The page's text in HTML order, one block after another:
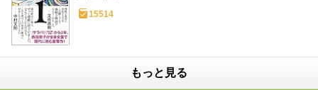
15514
もっと見る